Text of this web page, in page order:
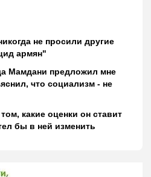
не просили другие
армян"
Мамдани предложил мне
что социализм - не
какие оценки он ставит
бы в ней изменить